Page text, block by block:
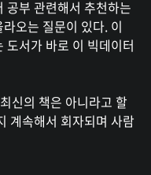
공부 관련해서 추천하는
오는 질문이 있다. 이
도서가 바로 이 빅데이터
신의 책은 아니라고 할
계속해서 회자되며 사람